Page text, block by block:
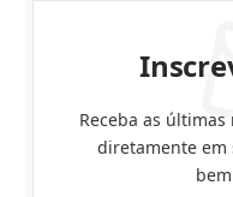
Receba as
diretamente em